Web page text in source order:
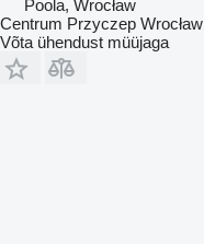
Poola, Wrocław
Centrum Przyczep Wrocław
Võta ühendust müüjaga